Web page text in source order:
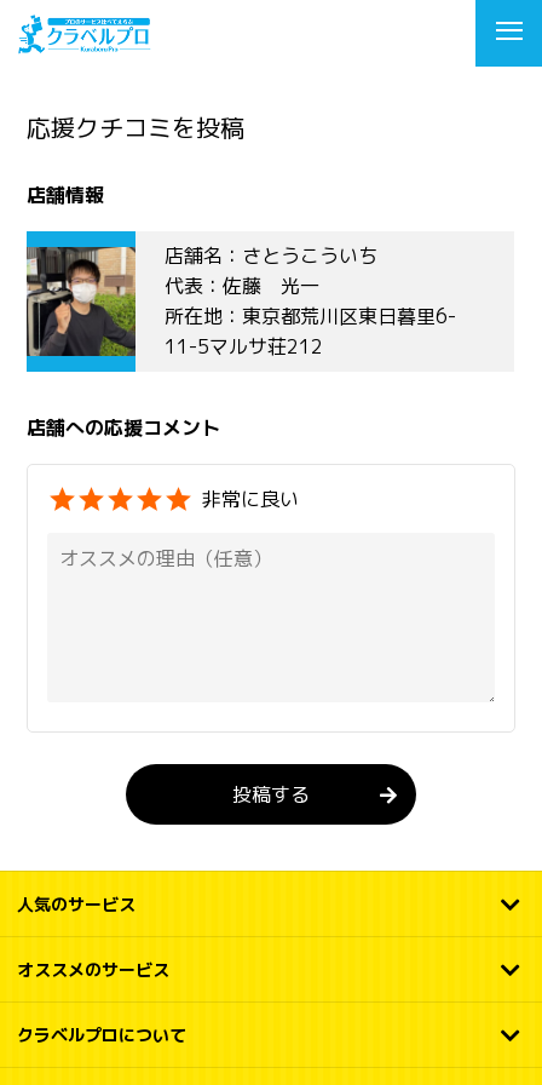
応援クチコミを投稿
店舗情報
店舗名：さとうこういち
代表：佐藤 光一
所在地：東京都荒川区東日暮里6-
11-5マルサ荘212
店舗への応援コメント
非常に良い
投稿する
人気のサービス
オススメのサービス
クラベルプロについて